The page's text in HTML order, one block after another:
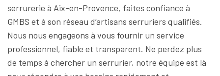
serrurerie à Aix-en-Provence, faites confiance à
GMBS et à son réseau d’artisans serruriers qualifiés.
Nous nous engageons à vous fournir un service
professionnel, fiable et transparent. Ne perdez plus
de temps à chercher un serrurier, notre équipe est là